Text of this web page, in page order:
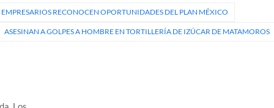
RECONOCEN OPORTUNIDADES DEL PLAN MÉXICO
ASESINAN A GOLPES A HOMBRE EN TORTILLERÍA DE IZÚCAR DE MATAMOROS